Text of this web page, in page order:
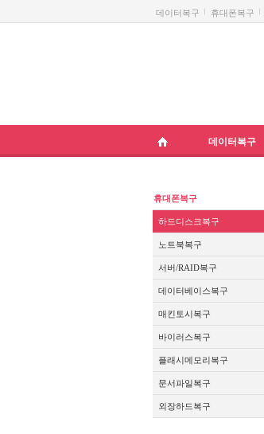
데이터복구 휴대폰복구
데이터복구
휴대폰복구
하드디스크복구
노트북복구
서버/RAID복구
데이터베이스복구
매킨토시복구
바이러스복구
플래시메모리복구
문서파일복구
외장하드복구